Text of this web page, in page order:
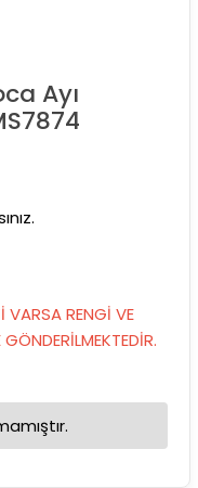
Ayı
VARSA RENGİ VE